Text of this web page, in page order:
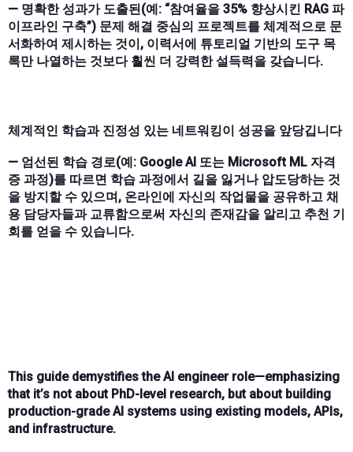
— 명확한 성과가 도출된(예: “참여율을 35% 향상시킨 RAG 파
이프라인 구축”) 문제 해결 중심의 프로젝트를 체계적으로 문
서화하여 제시하는 것이, 이력서에 튜토리얼 기반의 도구 목
록만 나열하는 것보다 훨씬 더 강력한 설득력을 갖습니다.
체계적인 학습과 진정성 있는 네트워킹이 성공을 앞당깁니다
— 엄선된 학습 경로(예: Google AI 또는 Microsoft ML 자격
증 과정)를 따르면 학습 과정에서 길을 잃거나 압도당하는 것
을 방지할 수 있으며, 온라인에 자신의 작업물을 공유하고 채
용 담당자들과 교류함으로써 자신의 존재감을 알리고 추천 기
회를 얻을 수 있습니다.
This guide demystifies the AI engineer role—emphasizing
that it’s not about PhD-level research, but about building
production-grade AI systems using existing models, APIs,
and infrastructure.